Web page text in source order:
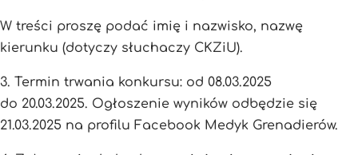
W treści proszę podać imię i nazwisko, nazwę
kierunku (dotyczy słuchaczy CKZiU).
3. Termin trwania konkursu: od 08.03.2025
do 20.03.2025. Ogłoszenie wyników odbędzie się
21.03.2025 na profilu Facebook Medyk Grenadierów.